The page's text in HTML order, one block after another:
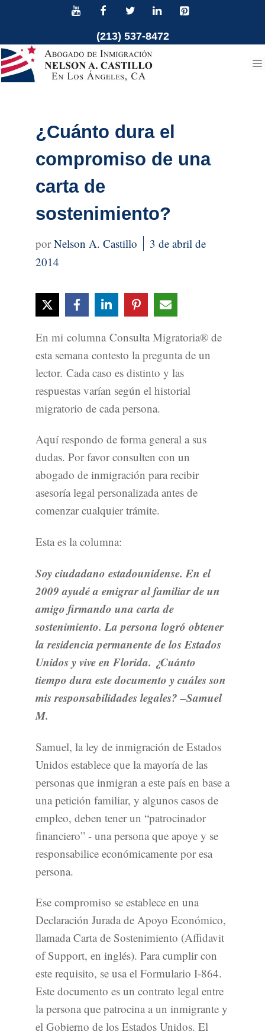
contenido
(213) 537-8472
¿Cuánto dura el
compromiso de una
carta de
sostenimiento?
Nelson A. Castillo
3 de abril de
2014
En mi columna Consulta Migratoria® de
esta semana contesto la pregunta de un
lector. Cada caso es distinto y las
respuestas varían según el historial
migratorio de cada persona.
Aquí respondo de forma general a sus
dudas. Por favor consulten con un
abogado de inmigración para recibir
asesoría legal personalizada antes de
comenzar cualquier trámite.
Esta es la columna:
Soy ciudadano estadounidense. En el
2009 ayudé a emigrar al familiar de un
amigo firmando una carta de
sostenimiento. La persona logró obtener
la residencia permanente de los Estados
Unidos y vive en Florida. ¿Cuánto
tiempo dura este documento y cuáles son
mis responsabilidades legales? –Samuel
M.
Samuel, la ley de inmigración de Estados
Unidos establece que la mayoría de las
personas que inmigran a este país en base a
una petición familiar, y algunos casos de
empleo, deben tener un “patrocinador
financiero” - una persona que apoye y se
responsabilice económicamente por esa
persona.
Ese compromiso se establece en una
Declaración Jurada de Apoyo Económico,
llamada Carta de Sostenimiento (Affidavit
of Support, en inglés). Para cumplir con
este requisito, se usa el Formulario I-864.
Este documento es un contrato legal entre
la persona que patrocina a un inmigrante y
el Gobierno de los Estados Unidos. El